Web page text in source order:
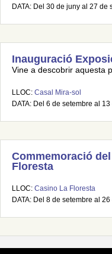
DATA: Del 30 de juny al 27 de
Inauguració
Vine a descobrir aquesta
LLOC: Casal Mira-sol
DATA: Del 6 de setembre al
Commemoració
Floresta
LLOC: Casino La Floresta
DATA: Del 8 de setembre al